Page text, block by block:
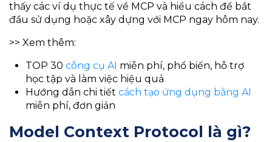
thấy các ví dụ thực tế về MCP và hiểu cách để bắt
đầu sử dụng hoặc xây dựng với MCP ngay hôm nay.
>> Xem thêm:
TOP 30công cụ AI miễn phí, phổ biến, hỗ trợ
học tập và làm việc hiệu quả
Hướng dẫn chi tiếtcách tạo ứng dụng bằng AI
miễn phí, đơn giản
Model Context Protocol là gì?